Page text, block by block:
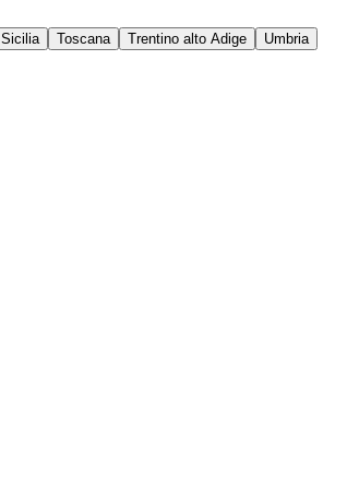
Sicilia Toscana Trentino alto Adige
Umbria